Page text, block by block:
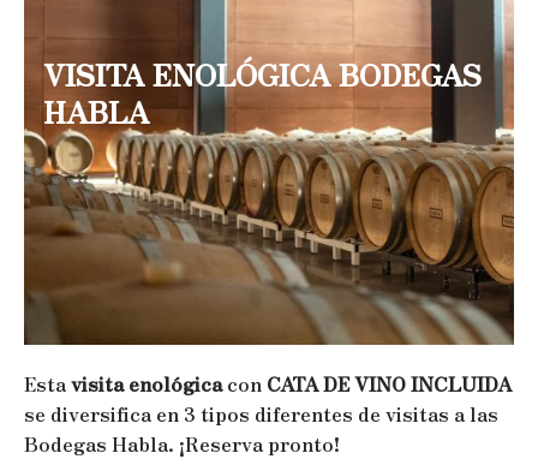
VISITA ENOLÓGICA BODEGAS
HABLA
Estavisita enológicacon CATA DE VINO INCLUIDA
se diversifica en 3 tipos diferentes de visitas a las
Bodegas Habla. ¡Reserva pronto!